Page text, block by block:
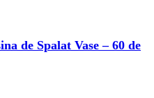
de Spalat Vase – 60 de